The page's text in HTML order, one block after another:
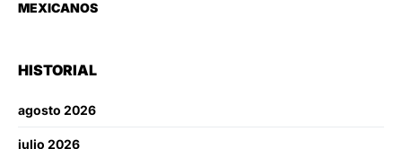
MEXICANOS
HISTORIAL
agosto 2026
julio 2026